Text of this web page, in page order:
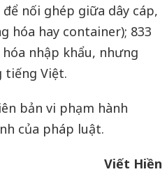
nối ghép giữa dây cáp,
hóa hay container); 833
nhập khẩu, nhưng
tiếng Việt.
bản vi phạm hành
của pháp luật.
Viết Hiền